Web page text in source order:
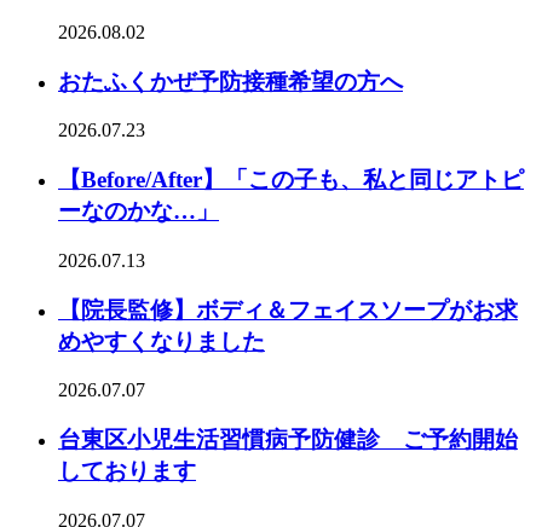
2026.08.02
おたふくかぜ予防接種希望の方へ
2026.07.23
【Before/After】「この子も、私と同じアトピ
ーなのかな…」
2026.07.13
【院長監修】ボディ＆フェイスソープがお求
めやすくなりました
2026.07.07
台東区小児生活習慣病予防健診 ご予約開始
しております
2026.07.07